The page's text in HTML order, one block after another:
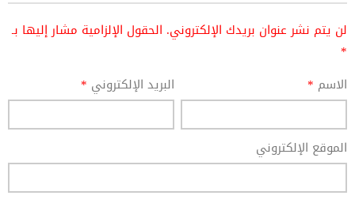
لن يتم نشر عنوان بريدك الإلكتروني. الحقول الإلزامية مشار إليها بـ
*
الاسم * البريد الإلكتروني *
الموقع الإلكتروني